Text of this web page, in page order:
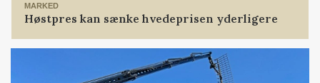
MARKED
Høstpres kan sænke hvedeprisen yderligere